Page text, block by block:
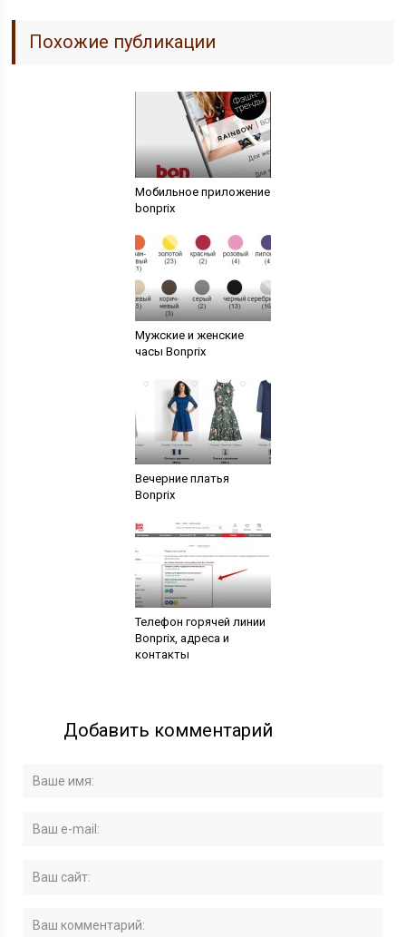
Похожие публикации
Мобильное приложение
bonprix
Мужские и женские
часы Bonprix
Вечерние платья
Bonprix
Телефон горячей линии
Bonprix, адреса и
контакты
Добавить комментарий